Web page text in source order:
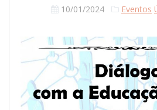
10/01/2024 Eventos